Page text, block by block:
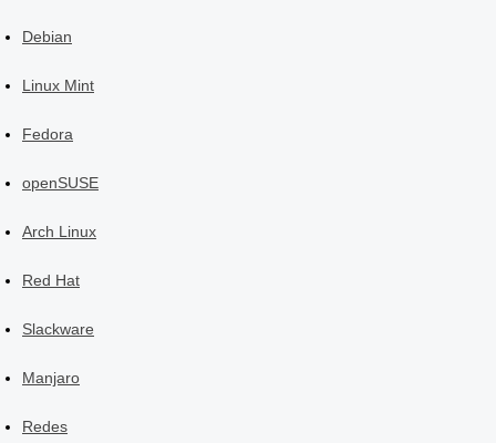
Debian
Linux Mint
Fedora
openSUSE
Arch Linux
Red Hat
Slackware
Manjaro
Redes